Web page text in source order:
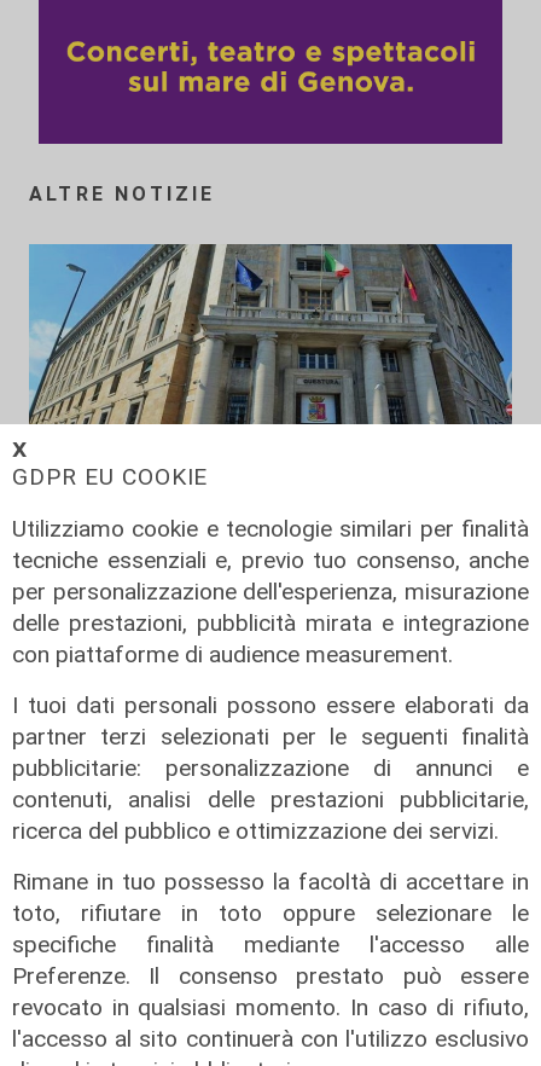
𝗫
GDPR EU COOKIE
Utilizziamo cookie e tecnologie similari per finalità
tecniche essenziali e, previo tuo consenso, anche
per personalizzazione dell'esperienza, misurazione
delle prestazioni, pubblicità mirata e integrazione
con piattaforme di audience measurement.
I tuoi dati personali possono essere elaborati da
partner terzi selezionati per le seguenti finalità
pubblicitarie: personalizzazione di annunci e
contenuti, analisi delle prestazioni pubblicitarie,
ricerca del pubblico e ottimizzazione dei servizi.
Rimane in tuo possesso la facoltà di accettare in
toto, rifiutare in toto oppure selezionare le
specifiche finalità mediante l'accesso alle
Preferenze. Il consenso prestato può essere
revocato in qualsiasi momento. In caso di rifiuto,
l'accesso al sito continuerà con l'utilizzo esclusivo
ALTRE NOTIZIE
Le dichiarazioni
Sicurezza a Genova: il SIAP auspica
che l’incontro tra il Ministro
Piantedosi e la Sindaca Salis riporti
il tema nell’alveo corretto dei Patti
per la
08/08/2026
di Redazione